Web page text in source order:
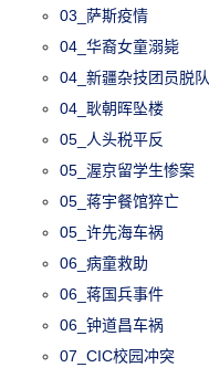
03_萨斯疫情
04_华裔女童溺毙
04_新疆杂技团员脱队
04_耿朝晖坠楼
05_人头税平反
05_渥京留学生惨案
05_蒋宇餐馆猝亡
05_许先海车祸
06_病童救助
06_蒋国兵事件
06_钟道昌车祸
07_CIC校园冲突